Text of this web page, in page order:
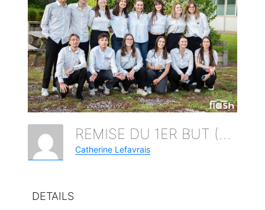
REMISE DU 1ER BUT (89)
Catherine Lefavrais
DETAILS